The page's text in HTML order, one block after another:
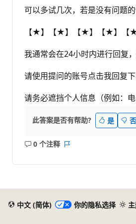
可以多试几次，若是没有问题
【★】【★】【★】【★】【★
我通常会在24小时内进行回复
请使用提问的账号点击我回复
请务必遮挡个人信息（例如：
此答案是否有帮助? 是 否
0 个注释
无
中文 (简体) 你的隐私选择